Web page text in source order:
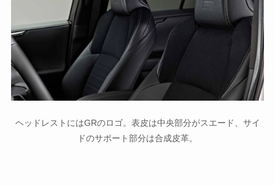
ヘッドレストにはGRのロゴ。表皮は中央部分がスエード、サイ
ドのサポート部分は合成皮革。